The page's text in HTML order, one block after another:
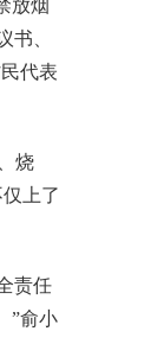
放烟
书、
代表
烧
上了
责任
”俞小